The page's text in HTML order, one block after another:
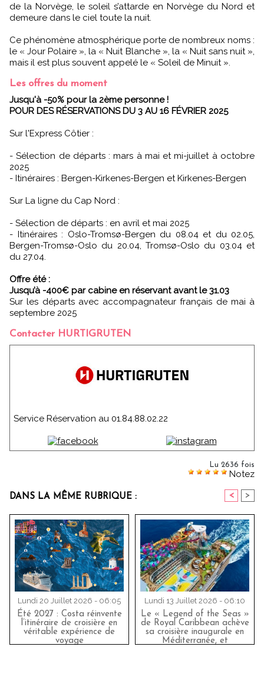
de la Norvège, le soleil s’attarde en Norvège du Nord et
demeure dans le ciel toute la nuit.
Ce phénomène atmosphérique porte de nombreux noms :
le « Jour Polaire », la « Nuit Blanche », la « Nuit sans nuit »,
mais il est plus souvent appelé le « Soleil de Minuit ».
Les offres du moment
Jusqu'à -50% pour la 2ème personne !
POUR DES RÉSERVATIONS DU 3 AU 16 FÉVRIER 2025
Sur l'Express Côtier :
- Sélection de départs : mars à mai et mi-juillet à octobre
2025
- Itinéraires : Bergen-Kirkenes-Bergen et Kirkenes-Bergen
Sur La ligne du Cap Nord :
- Sélection de départs : en avril et mai 2025
- Itinéraires : Oslo-Tromsø-Bergen du 08.04 et du 02.05,
Bergen-Tromsø-Oslo du 20.04, Tromsø-Oslo du 03.04 et
du 27.04.
Offre été :
Jusqu’à -400€ par cabine en réservant avant le 31.03
Sur les départs avec accompagnateur français de mai à
septembre 2025
Contacter HURTIGRUTEN
Service Réservation au 01.84.88.02.22
Lu 2636 fois
Notez
DANS LA MÊME RUBRIQUE : < >
Lundi 20 Juillet 2026 - 06:05
Été 2027 : Costa réinvente
l’itinéraire de croisière en
véritable expérience de
voyage
Lundi 13 Juillet 2026 - 06:10
Le « Legend of the Seas »
de Royal Caribbean achève
sa croisière inaugurale en
Méditerranée, et